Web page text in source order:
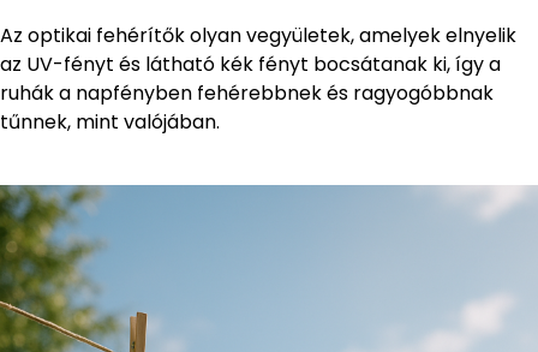
Az optikai fehérítők olyan vegyületek, amelyek elnyelik
az UV-fényt és látható kék fényt bocsátanak ki, így a
ruhák a napfényben fehérebbnek és ragyogóbbnak
tűnnek, mint valójában.